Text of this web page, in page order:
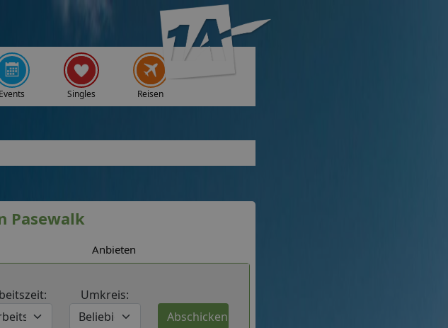
Events Singles Reisen
Pasewalk
Anbieten
Umkreis: